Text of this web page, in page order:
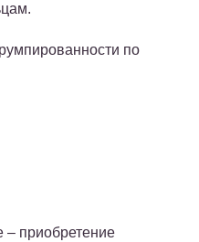
по
– приобретение